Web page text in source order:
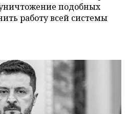
подобных
работу всей системы